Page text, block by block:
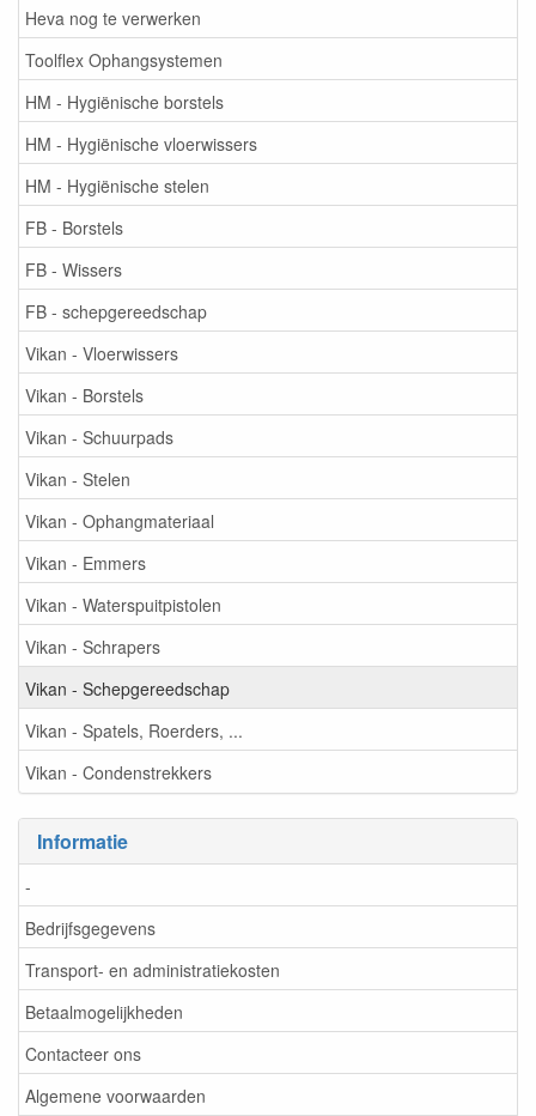
Heva nog te verwerken
Toolflex Ophangsystemen
HM - Hygiënische borstels
HM - Hygiënische vloerwissers
HM - Hygiënische stelen
FB - Borstels
FB - Wissers
FB - schepgereedschap
Vikan - Vloerwissers
Vikan - Borstels
Vikan - Schuurpads
Vikan - Stelen
Vikan - Ophangmateriaal
Vikan - Emmers
Vikan - Waterspuitpistolen
Vikan - Schrapers
Vikan - Schepgereedschap
Vikan - Spatels, Roerders, ...
Vikan - Condenstrekkers
Informatie
-
Bedrijfsgegevens
Transport- en administratiekosten
Betaalmogelijkheden
Contacteer ons
Algemene voorwaarden